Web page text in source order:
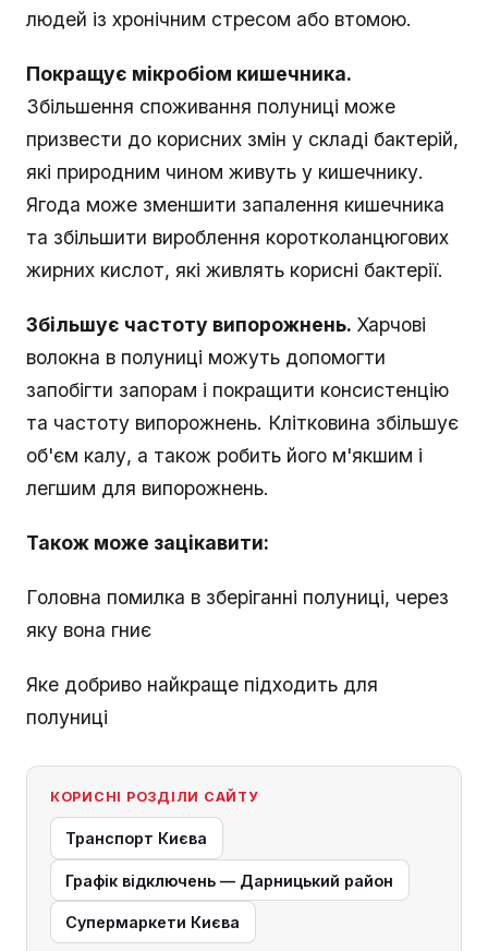
людей із хронічним стресом або втомою.
Покращує мікробіом кишечника.
Збільшення споживання полуниці може
призвести до корисних змін у складі бактерій,
які природним чином живуть у кишечнику.
Ягода може зменшити запалення кишечника
та збільшити вироблення коротколанцюгових
жирних кислот, які живлять корисні бактерії.
Збільшує частоту випорожнень. Харчові
волокна в полуниці можуть допомогти
запобігти запорам і покращити консистенцію
та частоту випорожнень. Клітковина збільшує
об'єм калу, а також робить його м'якшим і
легшим для випорожнень.
Також може зацікавити:
Головна помилка в зберіганні полуниці, через
яку вона гниє
Яке добриво найкраще підходить для
полуниці
КОРИСНІ РОЗДІЛИ САЙТУ
Транспорт Києва
Графік відключень — Дарницький район
Супермаркети Києва